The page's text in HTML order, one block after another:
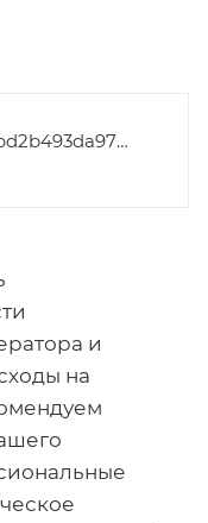
9b40cf39928231cf65bd2b493da978c4
и
на